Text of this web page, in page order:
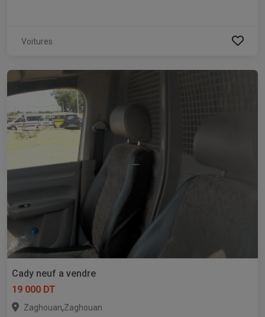
Voitures
Cady neuf a vendre
19 000 DT
Zaghouan,Zaghouan